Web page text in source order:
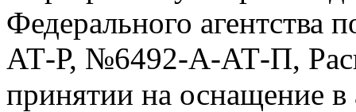
Федерального
АТ-Р, №6492-А-АТ-П,
принятии на оснащение